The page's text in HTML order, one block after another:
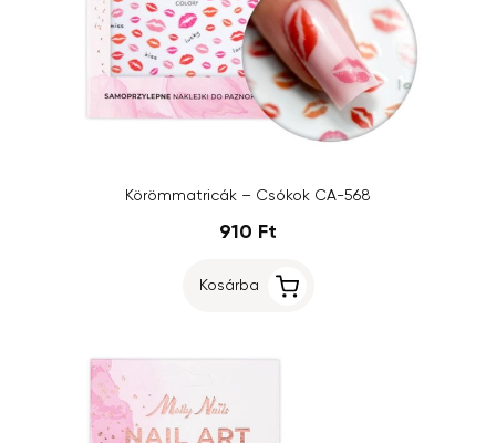
Körömmatricák – Csókok CA-568
910 Ft
Kosárba